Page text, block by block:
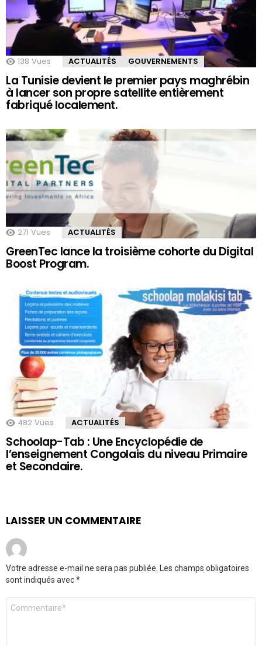
138 Vues ACTUALITÉS GOUVERNEMENTS
La Tunisie devient le premier pays maghrébin
à lancer son propre satellite entièrement
fabriqué localement.
271 Vues ACTUALITÉS
GreenTec lance la troisième cohorte du Digital
Boost Program.
482 Vues ACTUALITÉS
Schoolap-Tab : Une Encyclopédie de
l’enseignement Congolais du niveau Primaire
et Secondaire.
LAISSER UN COMMENTAIRE
Votre adresse e-mail ne sera pas publiée.
Les champs obligatoires
sont indiqués avec*
Commentaire